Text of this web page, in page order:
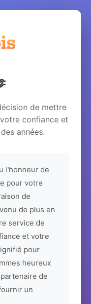
de mettre
confiance et
années.
l'honneur de
pour votre
de
de plus en
service de
et votre
pour
heureux
de
un